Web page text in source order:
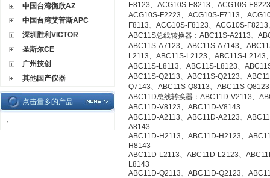
中国台湾衡欣AZ
中国台湾艾普斯APC
深圳胜利VICTOR
圣斯尔CE
广州技创
其他国产仪器
点击量多的产品
·
E8123、ACG10S-E8213、ACG10S-
ACG10S-F2223、ACG10S-F7113、
F8113、ACG10S-F8123、ACG10S-
ABC11S总线转换器：ABC11S-A2113、
ABC11S-A7123、ABC11S-A7143、
L2113、ABC11S-L2123、ABC11S-
ABC11S-L8113、ABC11S-L8123、
ABC11S-Q2113、ABC11S-Q2123、
Q7143、ABC11S-Q8113、ABC11S-
ABC11D总线转换器：ABC11D-V2113、
ABC11D-V8123、ABC11D-V8143
ABC11D-A2113、ABC11D-A2123、
A8143
ABC11D-H2113、ABC11D-H2123、
H8143
ABC11D-L2113、ABC11D-L2123、
L8143
ABC11D-Q2113、ABC11D-Q2123、